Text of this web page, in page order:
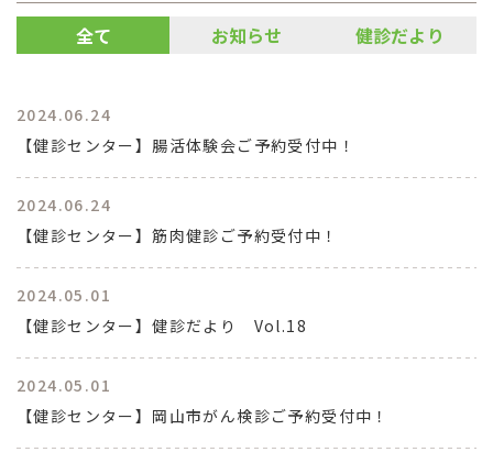
全て お知らせ 健診だより
2024.06.24
【健診センター】腸活体験会ご予約受付中！
2024.06.24
【健診センター】筋肉健診ご予約受付中！
2024.05.01
【健診センター】健診だより Vol.18
2024.05.01
【健診センター】岡山市がん検診ご予約受付中！